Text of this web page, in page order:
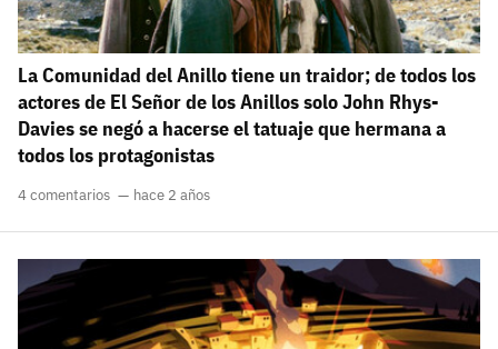
La Comunidad del Anillo tiene un traidor; de todos los
actores de El Señor de los Anillos solo John Rhys-
Davies se negó a hacerse el tatuaje que hermana a
todos los protagonistas
4 comentarios hace 2 años